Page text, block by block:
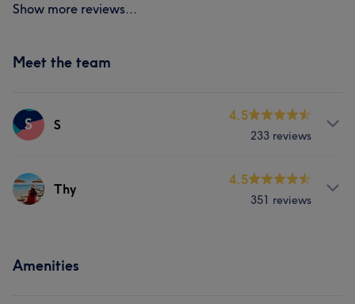
Show more reviews...
Meet the team
S S
4.5
233 reviews
Services
Portfolio
Thy
4.5
351 reviews
Amenities